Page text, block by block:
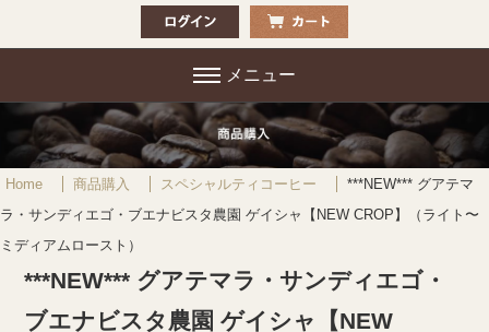
メニュー
Home 商品購入 スペシャルティコーヒー
***NEW*** グアテマ
ラ・サンディエゴ・ブエナビスタ農園 ゲイシャ【NEW CROP】（ライト〜
ミディアムロースト）
***NEW*** グアテマラ・サンディエゴ・
ブエナビスタ農園 ゲイシャ【NEW